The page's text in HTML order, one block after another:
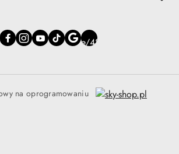
na oprogramowaniu